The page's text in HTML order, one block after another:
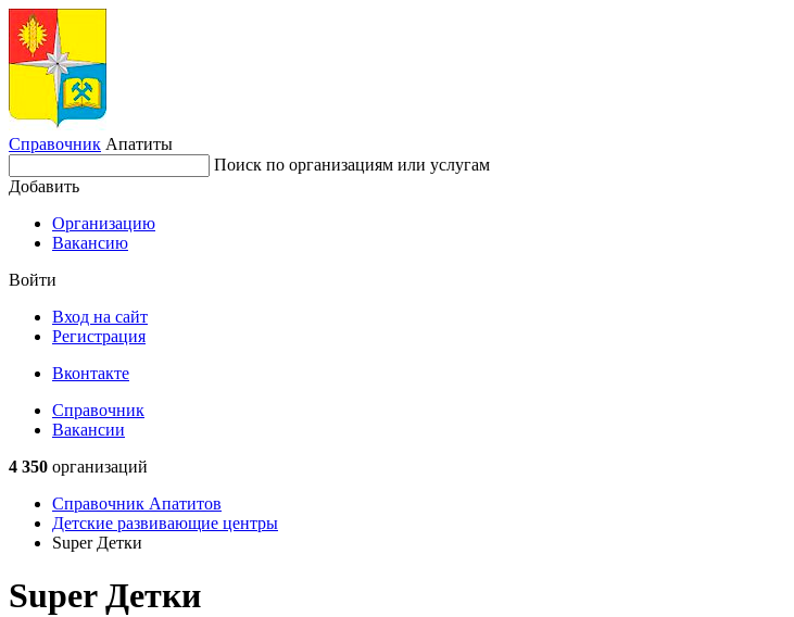
Справочник Апатиты
Поиск по организациям или услугам
Добавить
Организацию
Вакансию
Войти
Вход на сайт
Регистрация
Вконтакте
Справочник
Вакансии
4 350 организаций
Справочник Апатитов
Детские развивающие центры
Super Детки
Super Детки